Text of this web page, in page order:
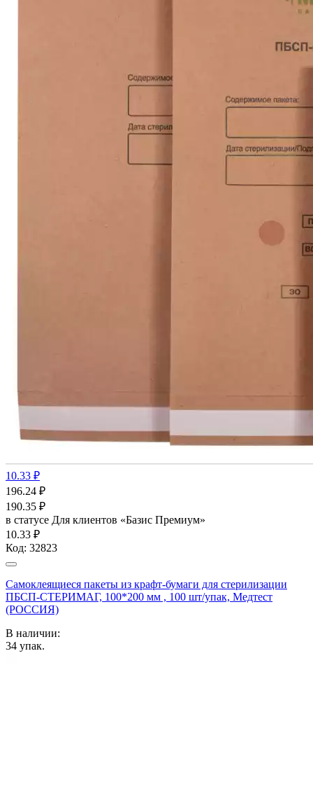
10.33 ₽
196.24 ₽
190.35 ₽
в статусе Для клиентов «Базис Премиум»
10.33 ₽
Код: 32823
Самоклеящиеся пакеты из крафт-бумаги для стерилизации
ПБСП-СТЕРИМАГ, 100*200 мм , 100 шт/упак, Медтест
(РОССИЯ)
В наличии:
34 упак.